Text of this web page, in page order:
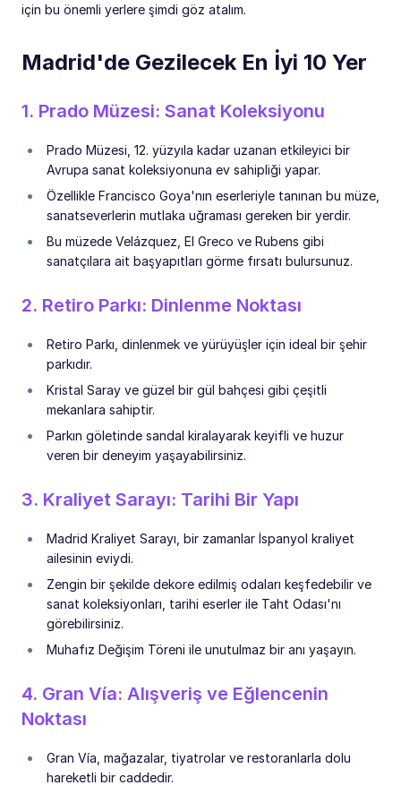
için bu önemli yerlere şimdi göz atalım.
Madrid'de Gezilecek En İyi 10 Yer
1. Prado Müzesi: Sanat Koleksiyonu
Prado Müzesi, 12. yüzyıla kadar uzanan etkileyici bir
Avrupa sanat koleksiyonuna ev sahipliği yapar.
Özellikle Francisco Goya'nın eserleriyle tanınan bu müze,
sanatseverlerin mutlaka uğraması gereken bir yerdir.
Bu müzede Velázquez, El Greco ve Rubens gibi
sanatçılara ait başyapıtları görme fırsatı bulursunuz.
2. Retiro Parkı: Dinlenme Noktası
Retiro Parkı, dinlenmek ve yürüyüşler için ideal bir şehir
parkıdır.
Kristal Saray ve güzel bir gül bahçesi gibi çeşitli
mekanlara sahiptir.
Parkın göletinde sandal kiralayarak keyifli ve huzur
veren bir deneyim yaşayabilirsiniz.
3. Kraliyet Sarayı: Tarihi Bir Yapı
Madrid Kraliyet Sarayı, bir zamanlar İspanyol kraliyet
ailesinin eviydi.
Zengin bir şekilde dekore edilmiş odaları keşfedebilir ve
sanat koleksiyonları, tarihi eserler ile Taht Odası'nı
görebilirsiniz.
Muhafız Değişim Töreni ile unutulmaz bir anı yaşayın.
4. Gran Vía: Alışveriş ve Eğlencenin
Noktası
Gran Vía, mağazalar, tiyatrolar ve restoranlarla dolu
hareketli bir caddedir.